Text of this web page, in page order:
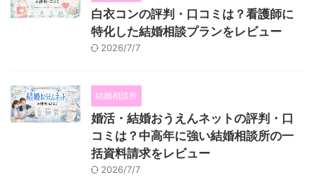
白衣コンの評判・口コミは？看護師に
特化した結婚相談プランをレビュー
2026/7/7
結婚相談所
婚活・結婚おうえんネットの評判・口
コミは？中高年に強い結婚相談所の一
括資料請求をレビュー
2026/7/7